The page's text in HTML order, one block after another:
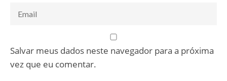
Salvar meus dados neste navegador para a próxima
vez que eu comentar.